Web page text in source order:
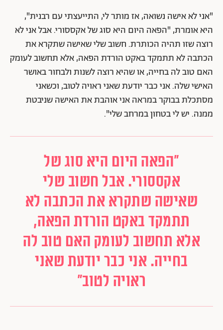
"אני לא אישה נשואה, אז מותר לי, התייעצתי עם רבנית",
היא אומרת, "הפאה היום היא סוג של אקססורי. אבל אני לא
רוצה שזו תהיה הכותרת. חשוב שלי שאישה שתקרא את
הכתבה לא תתמקד באקט הורדת הפאה, אלא תחשוב לעומק
האם טוב לה בחייה, או שהיא רוצה לשנות ולבחור באושר
האישי שלה. אני כבר יודעת שאני ראויה לטוב, וכשאני
מסתכלת בבוקר במראה אני אוהבת את האישה שניבטת
ממנה. יש לי בטחון במרחב שלי".
"הפאה היום היא סוג של
אקססורי. אבל חשוב שלי
שאישה שתקרא את הכתבה לא
תתמקד באקט הורדת הפאה,
אלא תחשוב לעומק האם טוב לה
בחייה. אני כבר יודעת שאני
ראויה לטוב"